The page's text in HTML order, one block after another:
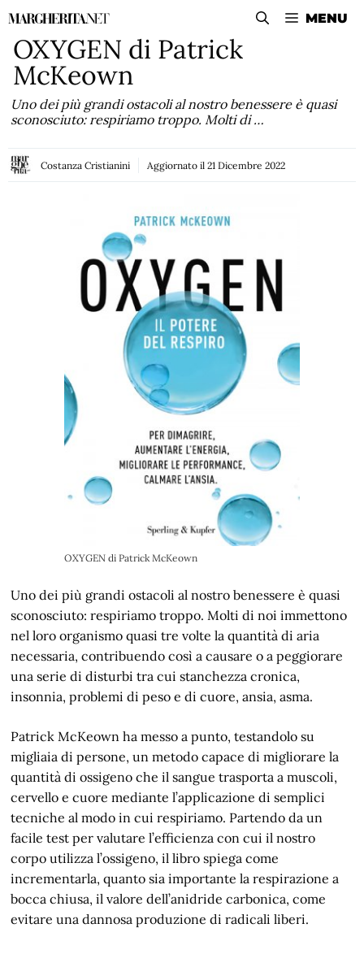
Vai
contenuto
MENU
OXYGEN di Patrick
McKeown
Uno dei più grandi ostacoli al nostro benessere è quasi
sconosciuto: respiriamo troppo. Molti di …
Costanza Cristianini Aggiornato il 21 Dicembre 2022
OXYGEN di Patrick McKeown
Uno dei più grandi ostacoli al nostro benessere è quasi
sconosciuto: respiriamo troppo. Molti di noi immettono
nel loro organismo quasi tre volte la quantità di aria
necessaria, contribuendo così a causare o a peggiorare
una serie di disturbi tra cui stanchezza cronica,
insonnia, problemi di peso e di cuore, ansia, asma.
Patrick McKeown ha messo a punto, testandolo su
migliaia di persone, un metodo capace di migliorare la
quantità di ossigeno che il sangue trasporta a muscoli,
cervello e cuore mediante l’applicazione di semplici
tecniche al modo in cui respiriamo. Partendo da un
facile test per valutare l’efficienza con cui il nostro
corpo utilizza l’ossigeno, il libro spiega come
incrementarla, quanto sia importante la respirazione a
bocca chiusa, il valore dell’anidride carbonica, come
evitare una dannosa produzione di radicali liberi.